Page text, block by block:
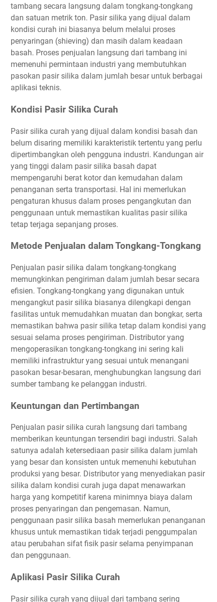
tambang secara langsung dalam tongkang-tongkang
dan satuan metrik ton. Pasir silika yang dijual dalam
kondisi curah ini biasanya belum melalui proses
penyaringan (shieving) dan masih dalam keadaan
basah. Proses penjualan langsung dari tambang ini
memenuhi permintaan industri yang membutuhkan
pasokan pasir silika dalam jumlah besar untuk berbagai
aplikasi teknis.
Kondisi Pasir Silika Curah
Pasir silika curah yang dijual dalam kondisi basah dan
belum disaring memiliki karakteristik tertentu yang perlu
dipertimbangkan oleh pengguna industri. Kandungan air
yang tinggi dalam pasir silika basah dapat
mempengaruhi berat kotor dan kemudahan dalam
penanganan serta transportasi. Hal ini memerlukan
pengaturan khusus dalam proses pengangkutan dan
penggunaan untuk memastikan kualitas pasir silika
tetap terjaga sepanjang proses.
Metode Penjualan dalam Tongkang-Tongkang
Penjualan pasir silika dalam tongkang-tongkang
memungkinkan pengiriman dalam jumlah besar secara
efisien. Tongkang-tongkang yang digunakan untuk
mengangkut pasir silika biasanya dilengkapi dengan
fasilitas untuk memudahkan muatan dan bongkar, serta
memastikan bahwa pasir silika tetap dalam kondisi yang
sesuai selama proses pengiriman. Distributor yang
mengoperasikan tongkang-tongkang ini sering kali
memiliki infrastruktur yang sesuai untuk menangani
pasokan besar-besaran, menghubungkan langsung dari
sumber tambang ke pelanggan industri.
Keuntungan dan Pertimbangan
Penjualan pasir silika curah langsung dari tambang
memberikan keuntungan tersendiri bagi industri. Salah
satunya adalah ketersediaan pasir silika dalam jumlah
yang besar dan konsisten untuk memenuhi kebutuhan
produksi yang besar. Distributor yang menyediakan pasir
silika dalam kondisi curah juga dapat menawarkan
harga yang kompetitif karena minimnya biaya dalam
proses penyaringan dan pengemasan. Namun,
penggunaan pasir silika basah memerlukan penanganan
khusus untuk memastikan tidak terjadi penggumpalan
atau perubahan sifat fisik pasir selama penyimpanan
dan penggunaan.
Aplikasi Pasir Silika Curah
Pasir silika curah yang dijual dari tambang sering